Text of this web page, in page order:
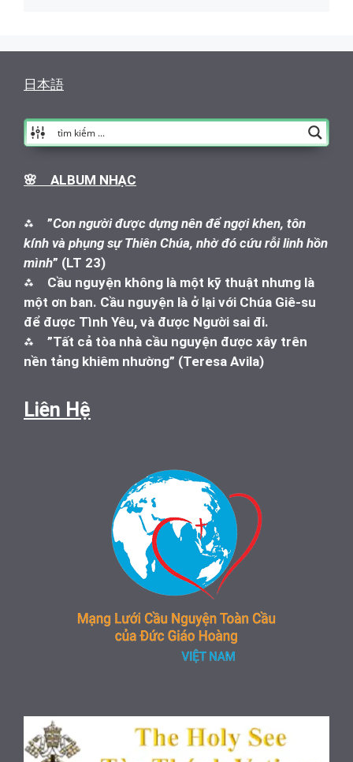
日本語
🌸 ALBUM NHẠC
⁂ ”Con người được dựng nên để ngợi khen, tôn
kính và phụng sự Thiên Chúa, nhờ đó cứu rỗi linh hồn
mình” (LT 23)
⁂ Cầu nguyện không là một kỹ thuật nhưng là
một ơn ban. Cầu nguyện là ở lại với Chúa Giê-su
để được Tình Yêu, và được Người sai đi.
⁂ ”Tất cả tòa nhà cầu nguyện được xây trên
nền tảng khiêm nhường” (Teresa Avila)
Liên Hệ